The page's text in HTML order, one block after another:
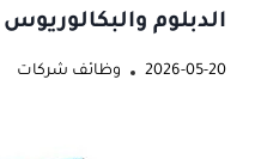
الدبلوم والبكالوريوس
2026-05-20 وظائف شركات